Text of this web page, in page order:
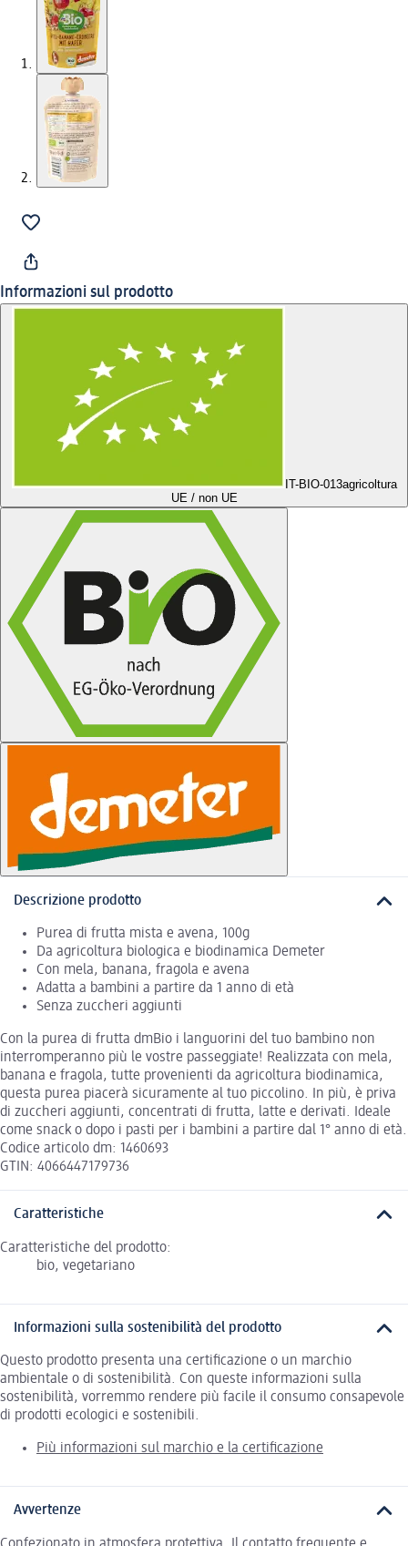
Informazioni sul prodotto
IT-BIO-013agricoltura
UE / non UE
Descrizione prodotto
Purea di frutta mista e avena, 100g
Da agricoltura biologica e biodinamica Demeter
Con mela, banana, fragola e avena
Adatta a bambini a partire da 1 anno di età
Senza zuccheri aggiunti
Con la purea di frutta dmBio i languorini del tuo bambino non
interromperanno più le vostre passeggiate! Realizzata con mela,
banana e fragola, tutte provenienti da agricoltura biodinamica,
questa purea piacerà sicuramente al tuo piccolino. In più, è priva
di zuccheri aggiunti, concentrati di frutta, latte e derivati. Ideale
come snack o dopo i pasti per i bambini a partire dal 1° anno di età.
Codice articolo dm: 1460693
GTIN: 4066447179736
Caratteristiche
Caratteristiche del prodotto:
bio, vegetariano
Informazioni sulla sostenibilità del prodotto
Questo prodotto presenta una certificazione o un marchio
ambientale o di sostenibilità. Con queste informazioni sulla
sostenibilità, vorremmo rendere più facile il consumo consapevole
di prodotti ecologici e sostenibili.
Più informazioni sul marchio e la certificazione
Avvertenze